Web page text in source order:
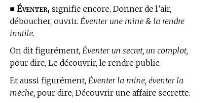
■ Éventer, signifie encore, Donner de l’air,
déboucher, ouvrir. Éventer une mine & la rendre
inutile.
On dit figurément, Éventer un secret, un complot,
pour dire, Le découvrir, le rendre public.
Et aussi figurément, Éventer la mine, éventer la
mèche, pour dire, Découvrir une affaire secrette.